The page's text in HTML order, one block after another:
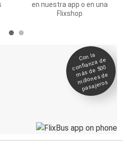
en nuestra app o en una
Flixshop
Con la
confianza de
más de 500
millones de
pasajeros